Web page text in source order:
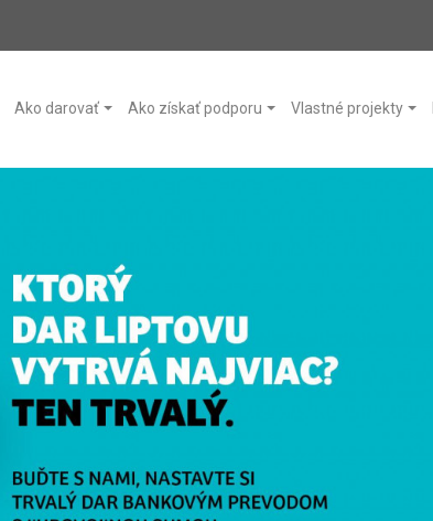
Ako darovať Ako získať podporu Vlastné projekty